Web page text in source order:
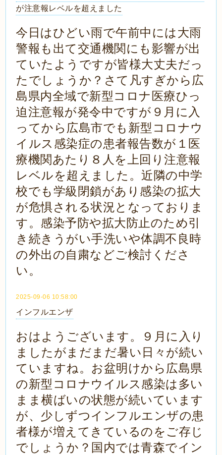
が注意報レベルを超えました
今日はひどい雨で午前中には大雨
警報も出て交通機関にも影響が出
ていたようですが皆様大丈夫だっ
たでしょうか？さて凡すぎから広
島県内全域で新型コロナ医療ひっ
迫注意報が発令中ですが９月に入
ってから広島市でも新型コロナウ
イルス感染症の患者報告数が１医
療機関あたり８人を上回り注意報
レベルを超えました。近隣の中学
校でも学級閉鎖があり感染の拡大
が危惧される状況となっておりま
す。感染予防や拡大防止のため引
き続きうがい手洗いや体調不良時
の外出の自粛などご検討くださ
い。
2025-09-06 10:58:00
インフルエンザ
おはようございます。９月に入り
ましたがまだまだ暑い日々が続い
ていますね。お盆明けから広島県
の新型コロナウイルス感染は多い
まま横ばいの状態が続いています
が、少しずつインフルエンザの患
者様が増えてきているのをご存じ
でしょうか？国内では青森でイン